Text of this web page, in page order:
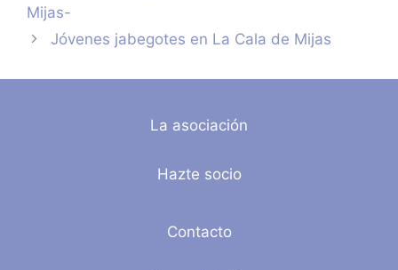
Mijas-
Jóvenes jabegotes en La Cala de Mijas
La asociación
Hazte socio
Contacto